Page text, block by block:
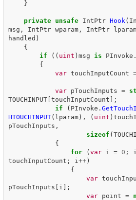
}
private unsafe IntPtr Hook (
msg , IntPtr wparam, IntPtr
handled )
{
if
(( uint ) msg is PInvoke .
{
var touchInputCount
var pTouchInputs =
TOUCHINPUT[ touchInputCount ];
if
( PInvoke .
HTOUCHINPUT( lparam), ( uint )
pTouchInputs ,
sizeof (
{
for
( var i = 0 ; i
touchInputCount ; i ++)
{
var
pTouchInputs
i
];
var
point =